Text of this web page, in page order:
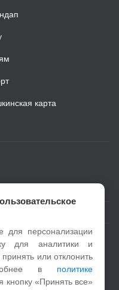
карта
персонализации
для аналитики и
или отклонить
в политике
кнопку «Принять все»